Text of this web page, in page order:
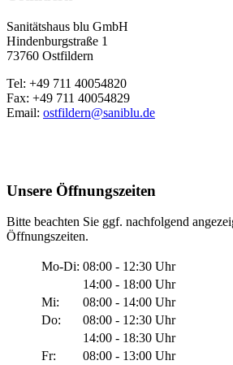
Sanitätshaus blu GmbH
Hindenburgstraße 1
73760 Ostfildern
Tel: +49 711 40054820
Fax: +49 711 40054829
Email: ostfildern@saniblu.de
Unsere Öffnungszeiten
Bitte beachten Sie ggf. nachfolgend
Öffnungszeiten.
Mo-Di: 08:00 - 12:30 Uhr
14:00 - 18:00 Uhr
Mi:
08:00 - 14:00 Uhr
Do:
08:00 - 12:30 Uhr
14:00 - 18:30 Uhr
Fr:
08:00 - 13:00 Uhr